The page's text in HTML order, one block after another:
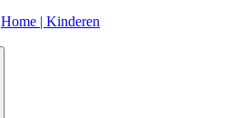
Home | Kinderen